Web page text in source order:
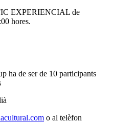
EXPERIENCIAL de
hores.
ha de ser de 10 participants
o al telèfon